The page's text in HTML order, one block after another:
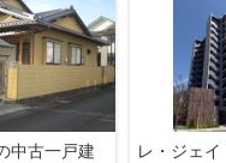
中古一戸建
レ・ジェ